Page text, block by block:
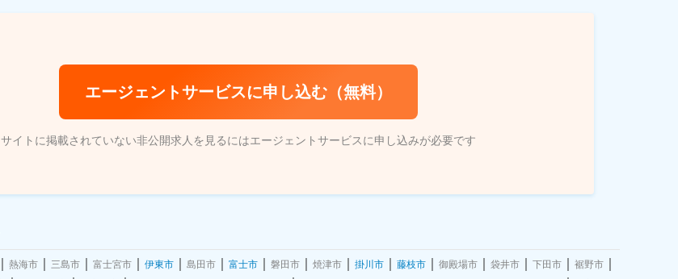
エージェントサービスに申し込む（無料）
サイトに掲載されていない非公開求人を見るにはエージェントサービスに申し込みが必要です
熱海市 三島市 富士宮市 伊東市 島田市 富士市 磐田市 焼津市 掛川市 藤枝市 御殿場市 袋井市 下田市
裾野市